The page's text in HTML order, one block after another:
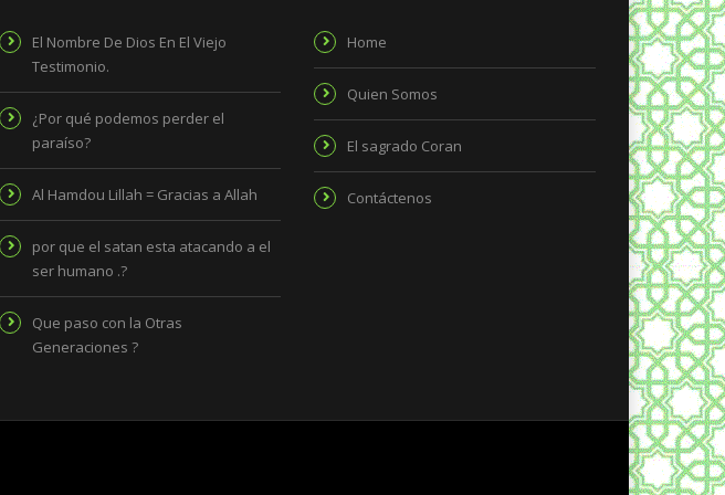
El Nombre De Dios En El Viejo
Testimonio.
¿Por qué podemos perder el
paraíso?
Al Hamdou Lillah = Gracias a Allah
por que el satan esta atacando a el
ser humano .?
Que paso con la Otras
Generaciones ?
Home
Quien Somos
El sagrado Coran
Contáctenos